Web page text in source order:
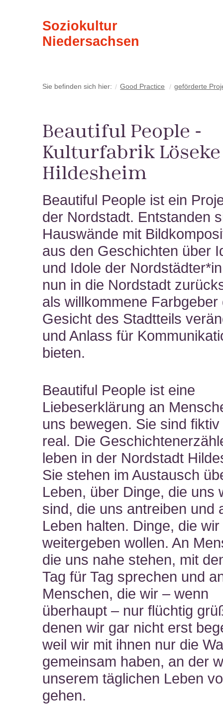
Soziokultur
Niedersachsen
Sie befinden sich hier: Good Practice geförderte
Beautiful People -
Kulturfabrik
Hildesheim
Beautiful People ist ein
der Nordstadt. Entstanden
Hauswände mit
aus den Geschichten über
und Idole der
nun in die Nordstadt
als willkommene Farbgeber
Gesicht des Stadtteils
und Anlass für
bieten.
Beautiful People ist eine
Liebeserklärung an
uns bewegen. Sie sind
real. Die
leben in der Nordstadt
Sie stehen im Austausch
Leben, über Dinge, die uns
sind, die uns antreiben und
Leben halten. Dinge, die wir
weitergeben wollen. An
die uns nahe stehen, mit
Tag für Tag sprechen und
Menschen, die wir – wenn
überhaupt – nur flüchtig
denen wir gar nicht erst
weil wir mit ihnen nur die
gemeinsam haben, an der
unserem täglichen Leben
gehen.